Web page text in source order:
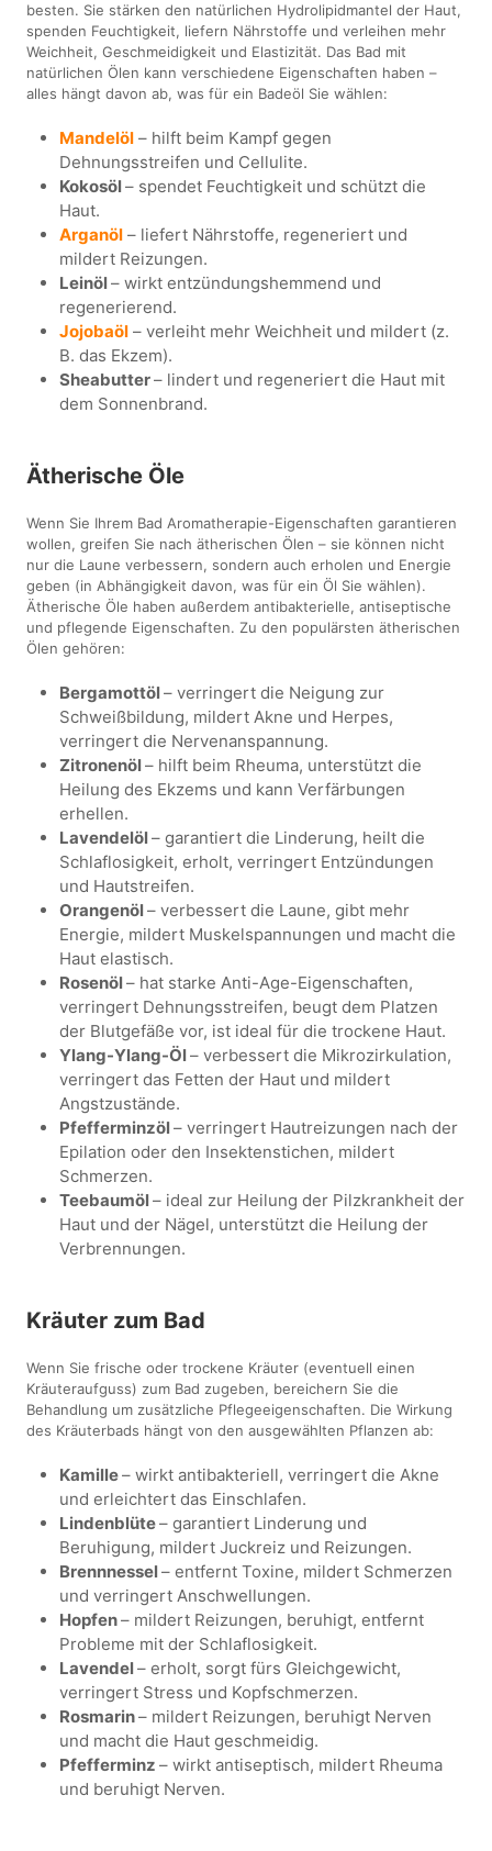
besten. Sie stärken den natürlichen Hydrolipidmantel der Haut,
spenden Feuchtigkeit, liefern Nährstoffe und verleihen mehr
Weichheit, Geschmeidigkeit und Elastizität. Das Bad mit
natürlichen Ölen kann verschiedene Eigenschaften haben –
alles hängt davon ab, was für ein Badeöl Sie wählen:
Mandelöl – hilft beim Kampf gegen
Dehnungsstreifen und Cellulite.
Kokosöl– spendet Feuchtigkeit und schützt die
Haut.
Arganöl – liefert Nährstoffe, regeneriert und
mildert Reizungen.
Leinöl– wirkt entzündungshemmend und
regenerierend.
Jojobaöl – verleiht mehr Weichheit und mildert (z.
B. das Ekzem).
Sheabutter– lindert und regeneriert die Haut mit
dem Sonnenbrand.
Ätherische Öle
Wenn Sie Ihrem Bad Aromatherapie-Eigenschaften garantieren
wollen, greifen Sie nach ätherischen Ölen – sie können nicht
nur die Laune verbessern, sondern auch erholen und Energie
geben (in Abhängigkeit davon, was für ein Öl Sie wählen).
Ätherische Öle haben außerdem antibakterielle, antiseptische
und pflegende Eigenschaften. Zu den populärsten ätherischen
Ölen gehören:
Bergamottöl– verringert die Neigung zur
Schweißbildung, mildert Akne und Herpes,
verringert die Nervenanspannung.
Zitronenöl– hilft beim Rheuma, unterstützt die
Heilung des Ekzems und kann Verfärbungen
erhellen.
Lavendelöl– garantiert die Linderung, heilt die
Schlaflosigkeit, erholt, verringert Entzündungen
und Hautstreifen.
Orangenöl– verbessert die Laune, gibt mehr
Energie, mildert Muskelspannungen und macht die
Haut elastisch.
Rosenöl– hat starke Anti-Age-Eigenschaften,
verringert Dehnungsstreifen, beugt dem Platzen
der Blutgefäße vor, ist ideal für die trockene Haut.
Ylang-Ylang-Öl– verbessert die Mikrozirkulation,
verringert das Fetten der Haut und mildert
Angstzustände.
Pfefferminzöl– verringert Hautreizungen nach der
Epilation oder den Insektenstichen, mildert
Schmerzen.
Teebaumöl– ideal zur Heilung der Pilzkrankheit der
Haut und der Nägel, unterstützt die Heilung der
Verbrennungen.
Kräuter zum Bad
Wenn Sie frische oder trockene Kräuter (eventuell einen
Kräuteraufguss) zum Bad zugeben, bereichern Sie die
Behandlung um zusätzliche Pflegeeigenschaften. Die Wirkung
des Kräuterbads hängt von den ausgewählten Pflanzen ab:
Kamille– wirkt antibakteriell, verringert die Akne
und erleichtert das Einschlafen.
Lindenblüte– garantiert Linderung und
Beruhigung, mildert Juckreiz und Reizungen.
Brennnessel– entfernt Toxine, mildert Schmerzen
und verringert Anschwellungen.
Hopfen– mildert Reizungen, beruhigt, entfernt
Probleme mit der Schlaflosigkeit.
Lavendel– erholt, sorgt fürs Gleichgewicht,
verringert Stress und Kopfschmerzen.
Rosmarin– mildert Reizungen, beruhigt Nerven
und macht die Haut geschmeidig.
Pfefferminz– wirkt antiseptisch, mildert Rheuma
und beruhigt Nerven.